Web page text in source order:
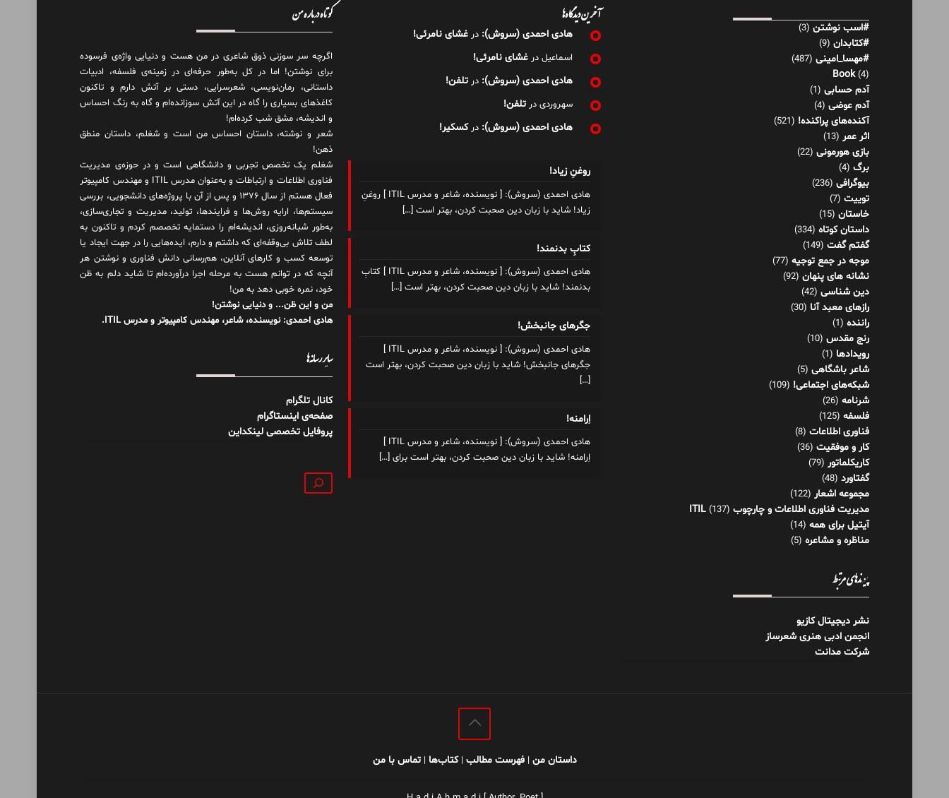
#اسب نوشتن (3)
#کتابدان (9)
#مهسا_امینی (487)
Book(4)
آدم حسابی (1)
آدم عوضی (4)
آکنده‌های پراکنده! (521)
اثر عمر (13)
بازی هورمونی (22)
برگ (4)
بیوگرافی (236)
توییت (7)
خاستان (15)
داستان کوتاه (334)
گفتم گفت (149)
موجه در جمع توجیه (77)
نشانه های پنهان (92)
دین شناسی (42)
رازهای معبد آنا (30)
راننده (1)
رنج مقدس (10)
رویدادها (1)
شاعر باشگاهی (5)
شبکه‌های اجتماعی! (109)
شرنامه (26)
فلسفه (125)
فناوری اطلاعات (8)
کار و موفقیت (36)
کاریکلماتور (79)
گفتاورد (48)
مجموعه اشعار (122)
مدیریت فناوری اطلاعات و چارچوب ITIL (137)
آیتیل برای همه (14)
مناظره و مشاعره (5)
پیوندهای مرتبط
نشر دیجیتال کازیو
انجمن ادبی هنری شعرساز
شرکت مدانت
آخرین دیدگاه‌ها
هادی احمدی (سروش): درغشای نامرئی!
اسماعیل درغشای نامرئی!
هادی احمدی (سروش): درتلفن!
سهروردی درتلفن!
هادی احمدی (سروش): درکسکیر!
روغنِ زیاد!
هادی احمدی (سروش): [ نویسنده، شاعر و مدرس ITIL ] روغنِ
زیاد! شاید با زبان دین صحبت کردن، بهتر است […]
کتابِ بدنمند!
هادی احمدی (سروش): [ نویسنده، شاعر و مدرس ITIL ] کتابِ
بدنمند! شاید با زبان دین صحبت کردن، بهتر است […]
جگرهای جانبخش!
هادی احمدی (سروش): [ نویسنده، شاعر و مدرس ITIL ]
جگرهای جانبخش! شاید با زبان دین صحبت کردن، بهتر است
[…]
اِرامنه!
هادی احمدی (سروش): [ نویسنده، شاعر و مدرس ITIL ]
اِرامنه! شاید با زبان دین صحبت کردن، بهتر است برای […]
کوتاه درباره من
اگرچه سر سوزنی ذوق شاعری در من هست و دنیایی واژه‌‌ی فرسوده
برای نوشتن! اما در کل به‌طور حرفه‌ای در زمینه‌ی فلسفه، ادبیات
داستانی، رمان‌نویسی، شعرسرایی، دستی بر آتش دارم و تاکنون
کاغذهای بسیاری را گاه در این آتش سوزانده‌ام و گاه به رنگ احساس
و اندیشه، مشق شب کرده‌ام!
شعر و نوشته، داستان احساس من است و شغلم، داستان منطق
ذهن!
شغلم یک تخصص تجربی و دانشگاهی است و در حوزه‌ی مدیریت
فناوری اطلاعات و ارتباطات و به‌عنوان مدرس ITIL و مهندس کامپیوتر
فعال هستم از سال ۱۳۷۶ و پس از آن با پروژه‌های دانشجویی، بررسی
سیستم‌ها، ارایه روش‌ها و فرایندها، تولید، مدیریت و تجاری‌سازی،
به‌طور شبانه‌روزی، اندیشه‌ام را دستمایه تخصصم کردم و تاکنون به
لطف تلاش بی‌وقفه‌ای که داشتم و دارم، اید‌ه‌هایی را در جهت ایجاد یا
توسعه کسب و کارهای آنلاین، هم‌رسانی دانش فناوری و نوشتن هر
آنچه که در توانم هست به مرحله اجرا درآورده‌ام تا شاید دلم به ظن
خود، نمره خوبی دهد به من!
من و این ظن... و دنیایی نوشتن!
هادی احمدی: نویسنده، شاعر، مهندس کامپیوتر و مدرس ITIL.
سایر رسانه‌ها
کانال تلگرام
صفحه‌ی اینستاگرام
پروفایل تخصصی لینکداین
جستجو
داستان من |فهرست مطالب |کتاب‌ها |تماس با من